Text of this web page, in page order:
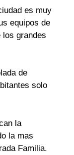
es muy
equipos de
grandes
de
solo
la
la mas
Familia.